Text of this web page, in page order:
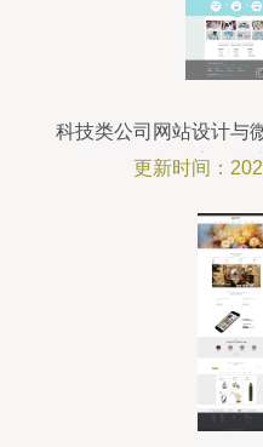
科技类公司网站设计与
字化生
更新时间：